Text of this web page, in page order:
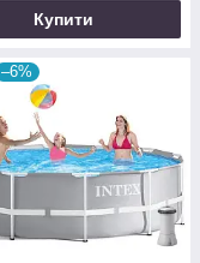
Купити
–6%